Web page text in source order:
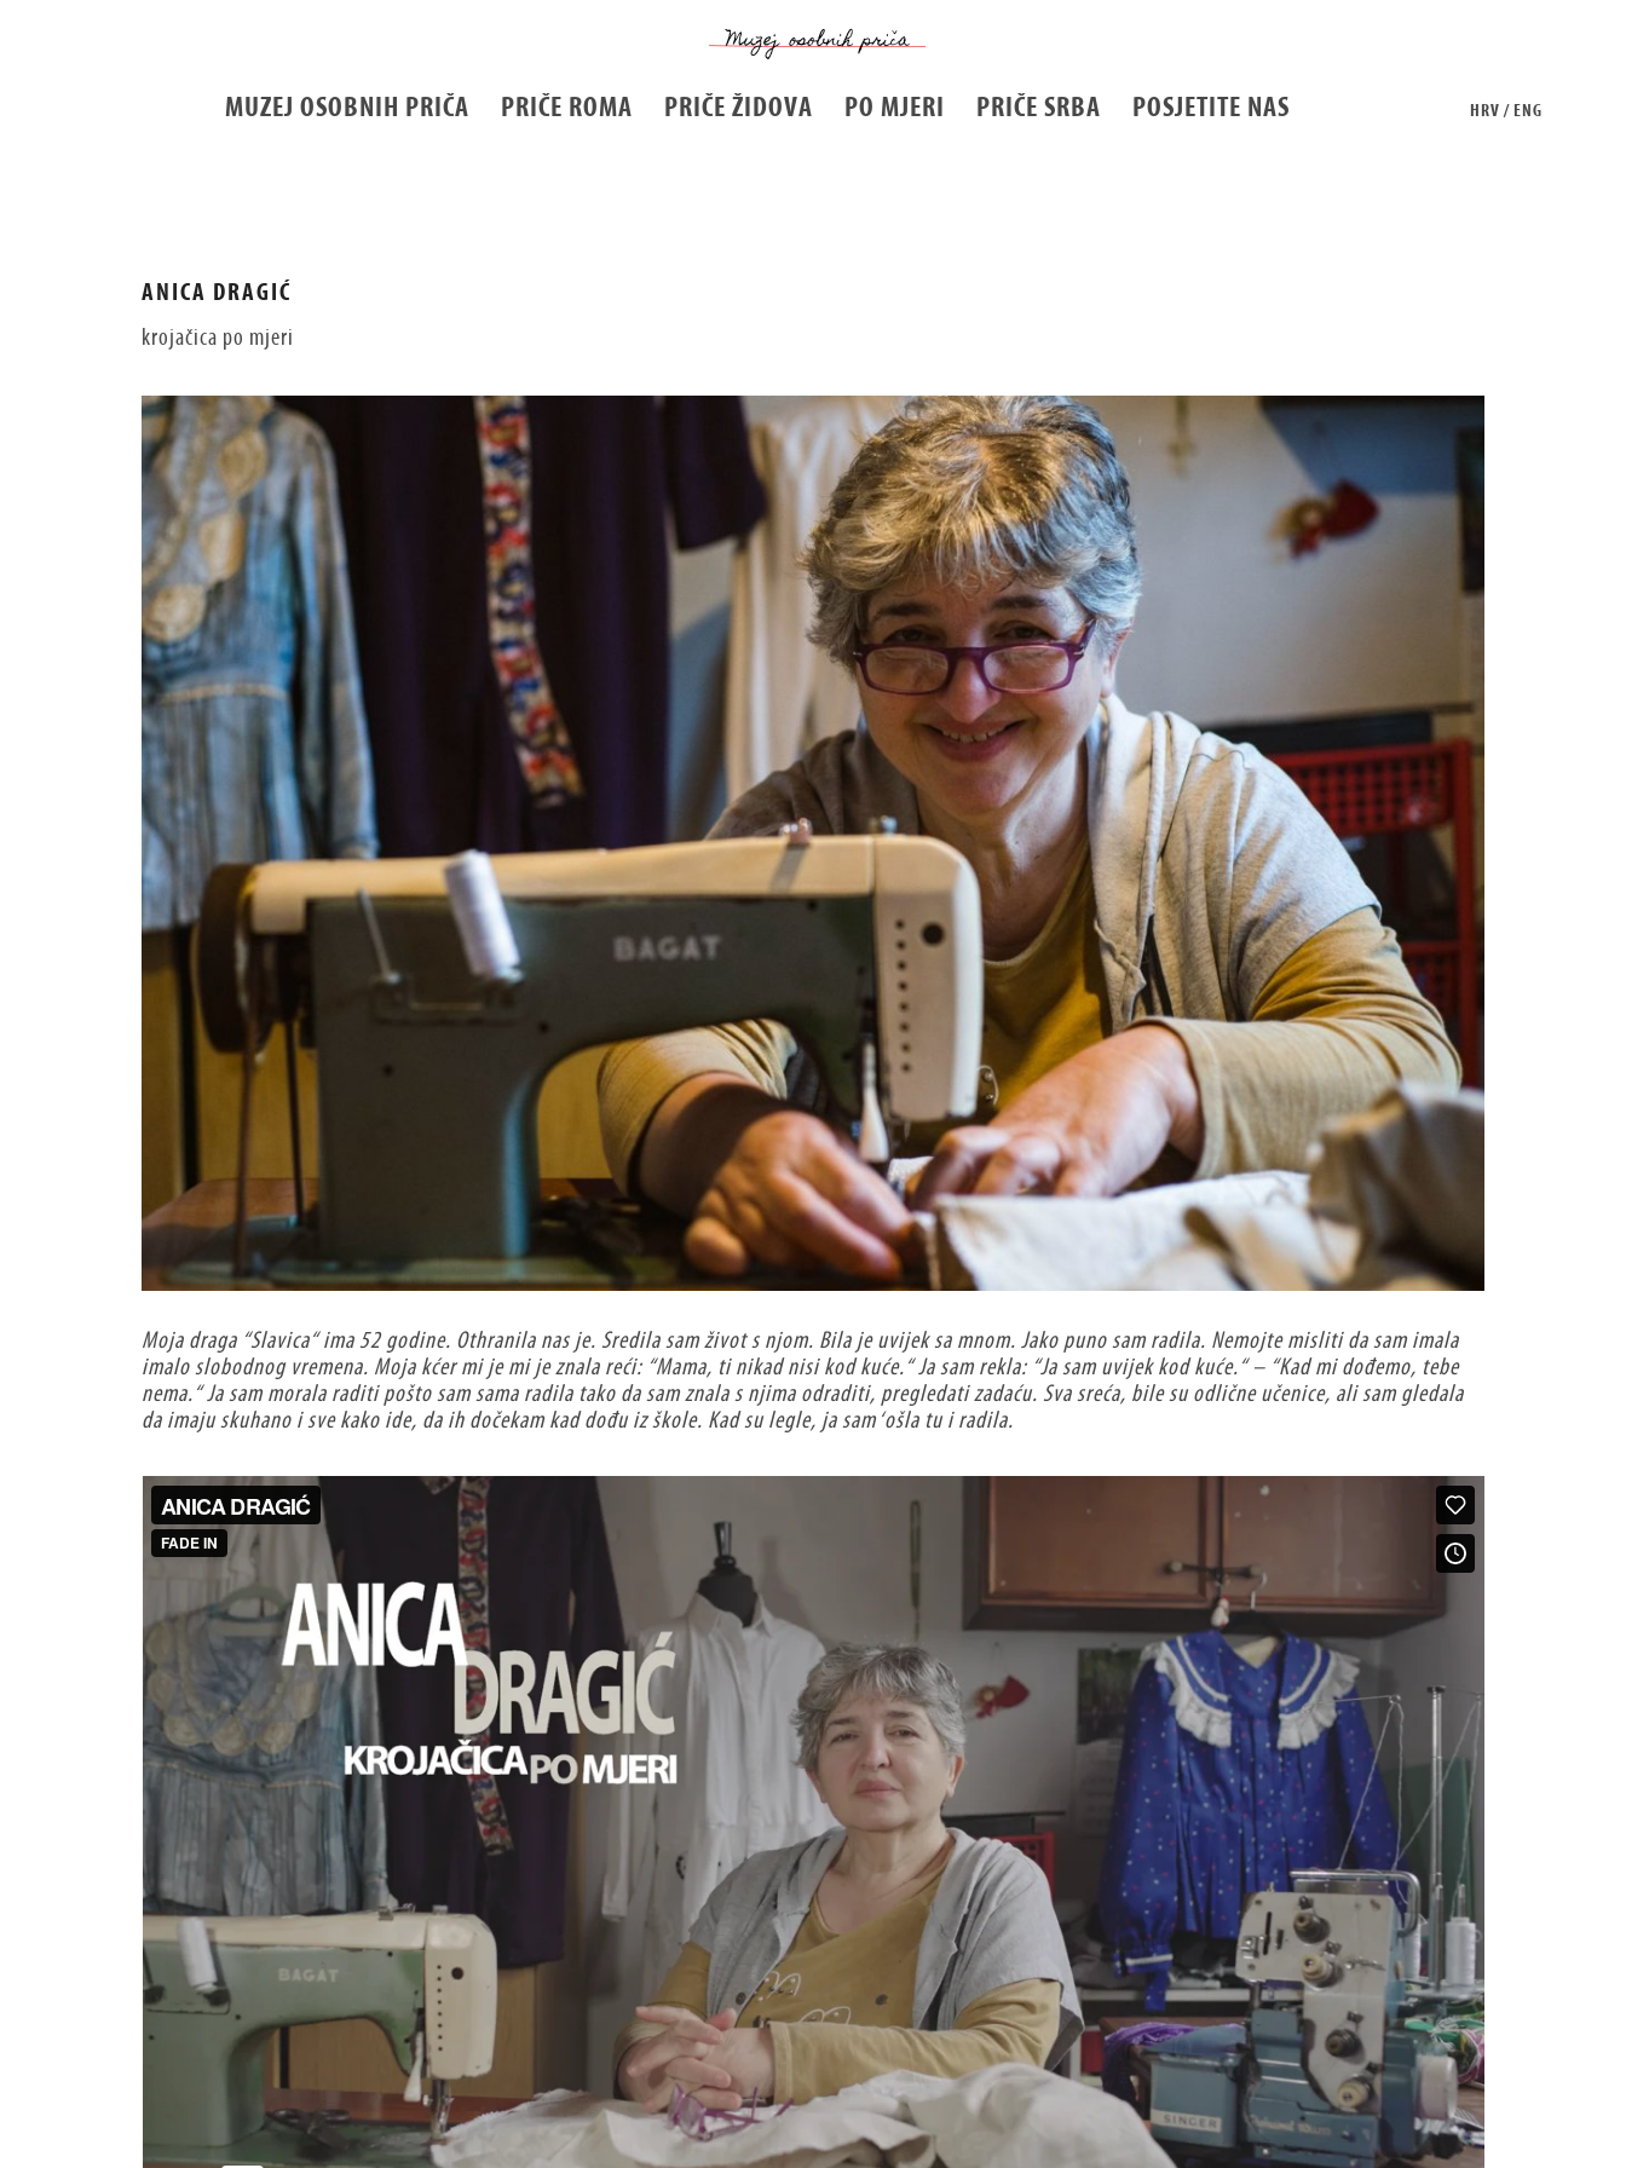
MUZEJ OSOBNIH PRIČA PRIČE ROMA PRIČE ŽIDOVA PO MJERI PRIČE SRBA POSJETITE NAS HRV / ENG
ANICA DRAGIĆ
krojačica po mjeri
Moja draga “Slavica“ ima 52 godine. Othranila nas je. Sredila sam život s njom. Bila je uvijek sa mnom. Jako puno sam radila. Nemojte misliti da sam imala
imalo slobodnog vremena. Moja kćer mi je mi je znala reći: “Mama, ti nikad nisi kod kuće.“ Ja sam rekla: “Ja sam uvijek kod kuće.“ – “Kad mi dođemo, tebe
nema.“ Ja sam morala raditi pošto sam sama radila tako da sam znala s njima odraditi, pregledati zadaću. Sva sreća, bile su odlične učenice, ali sam gledala
da imaju skuhano i sve kako ide, da ih dočekam kad dođu iz škole. Kad su legle, ja sam ‘ošla tu i radila.